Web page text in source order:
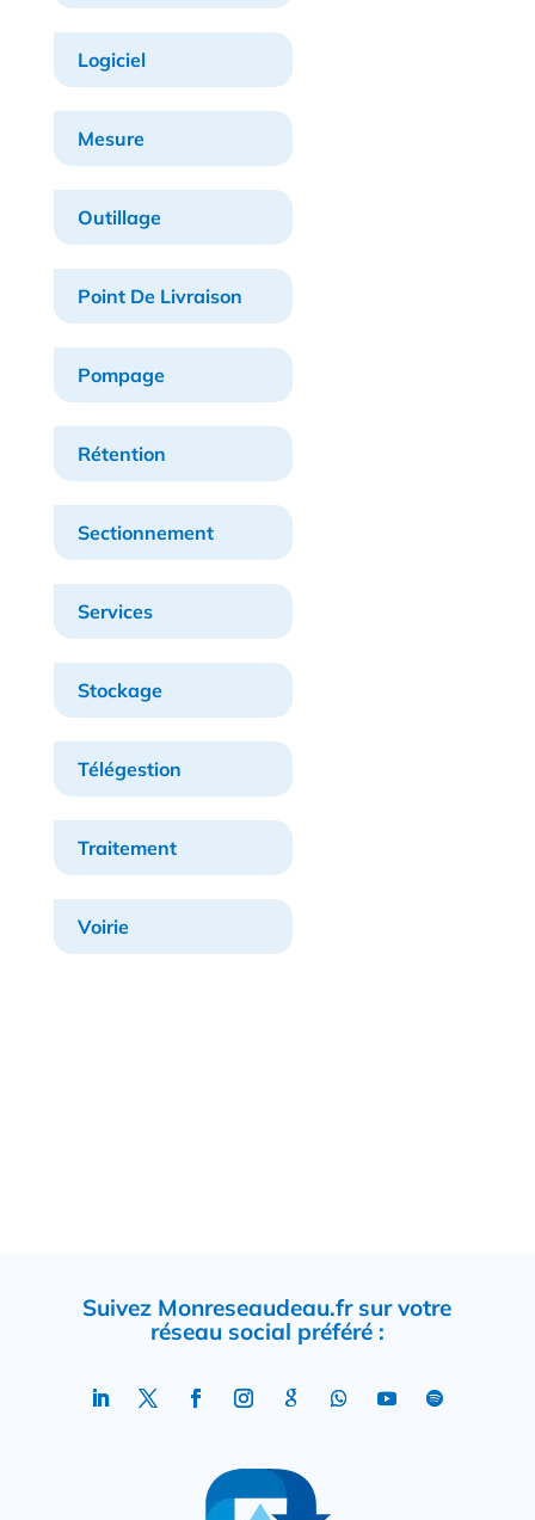
Logiciel
Mesure
Outillage
Point De Livraison
Pompage
Rétention
Sectionnement
Services
Stockage
Télégestion
Traitement
Voirie
Suivez Monreseaudeau.fr sur votre
réseau social préféré :